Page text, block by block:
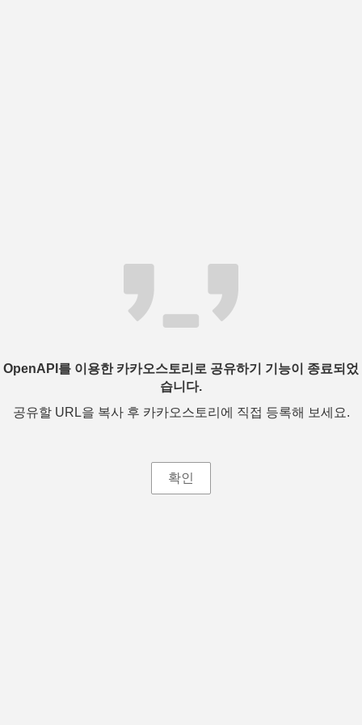
OpenAPI를 이용한 카카오스토리로 공유하기 기능이 종료되었
습니다.
공유할 URL을 복사 후 카카오스토리에 직접 등록해 보세요.
확인